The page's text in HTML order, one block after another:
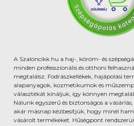
A Szaloncikk.hu a haj-, köröm- és
minden professzionális és otthoni
megtalálsz. Fodrászkellékek, hajápolási
alapanyagok, kozmetikumok és
választékát kínáljuk, így könnyen
Nálunk egyszerű és biztonságos a
akár másnap kézbesítjük, hogy minél
vásárolt termékeket. Hűségpont